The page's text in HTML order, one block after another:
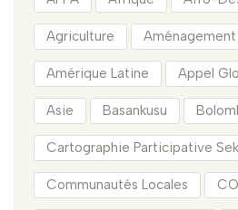
Agriculture
Amérique Latine Appel
Asie Basankusu
Cartographie Participative
Communautés Locales